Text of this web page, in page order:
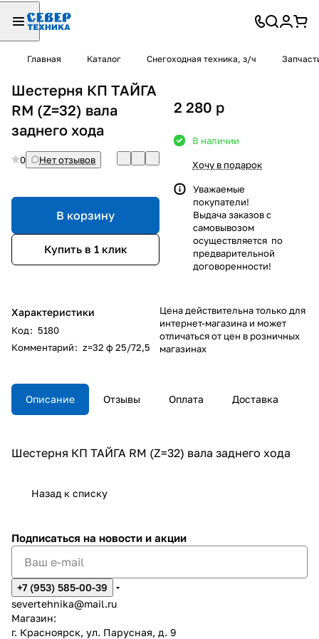
Главная Каталог Снегоходная техника, з/ч
Шестерня КП ТАЙГА
RM (Z=32) вала
заднего хода
0 Нет отзывов
В корзину
Купить в 1 клик
Характеристики
Код: 5180
Комментарий: z=32 ф 25/72,5
2 280 p
В наличии
Хочу в подарок
Уважаемые
покупатели!
Выдача заказов с
самовывозом
осуществляется по
предварительной
договоренности!
Цена действительна только для
интернет-магазина и может
отличаться от цен в розничных
магазинах
Описание Отзывы Оплата Доставка
Шестерня КП ТАЙГА RM (Z=32) вала заднего хода
Назад к списку
Подписаться на новости и акции
+7 (953) 585-00-39
severtehnika@mail.ru
Магазин:
г. Красноярск, ул. Парусная, д. 9